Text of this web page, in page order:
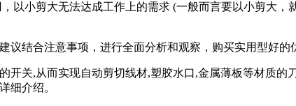
以小剪大无法达成工作上的需求 (一般而言要以小剪大
结合注意事项，进行全面分析和观察，购买实用型好的
开关,从而实现自动剪切线材,塑胶水口,金属薄板等材质
细介绍。